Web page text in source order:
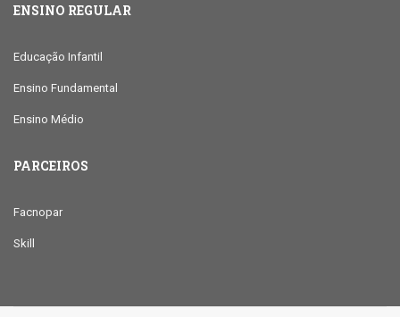
ENSINO REGULAR
Educação Infantil
Ensino Fundamental
Ensino Médio
PARCEIROS
Facnopar
Skill